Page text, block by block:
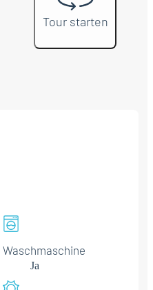
Tour starten
Waschmaschine
Ja